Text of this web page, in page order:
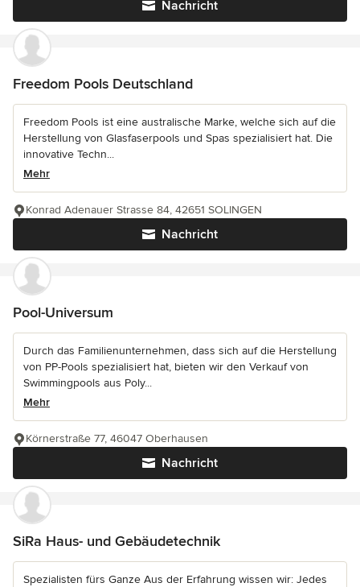
Nachricht
Freedom Pools Deutschland
Freedom Pools ist eine australische Marke, welche sich auf die
Herstellung von Glasfaserpools und Spas spezialisiert hat. Die
innovative Techn...
Mehr
Nachricht
Konrad Adenauer Strasse 84, 42651 SOLINGEN
Pool-Universum
Durch das Familienunternehmen, dass sich auf die Herstellung
von PP-Pools spezialisiert hat, bieten wir den Verkauf von
Swimmingpools aus Poly...
Mehr
Nachricht
Körnerstraße 77, 46047 Oberhausen
SiRa Haus- und Gebäudetechnik
Spezialisten fürs Ganze Aus der Erfahrung wissen wir: Jedes